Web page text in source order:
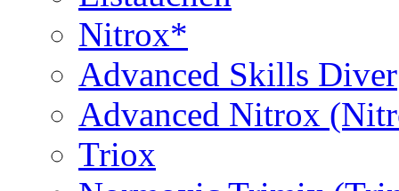
Nitrox*
Advanced Skills Diver
Advanced Nitrox
Triox